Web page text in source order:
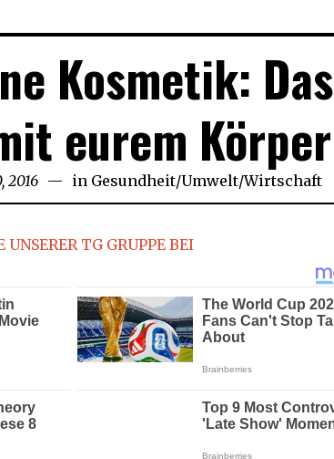
Kosmetik: Das
eurem Körper
2016December
30,
in Gesundheit/Umwelt/Wirtschaft
UNSERER TG GRUPPE BEI